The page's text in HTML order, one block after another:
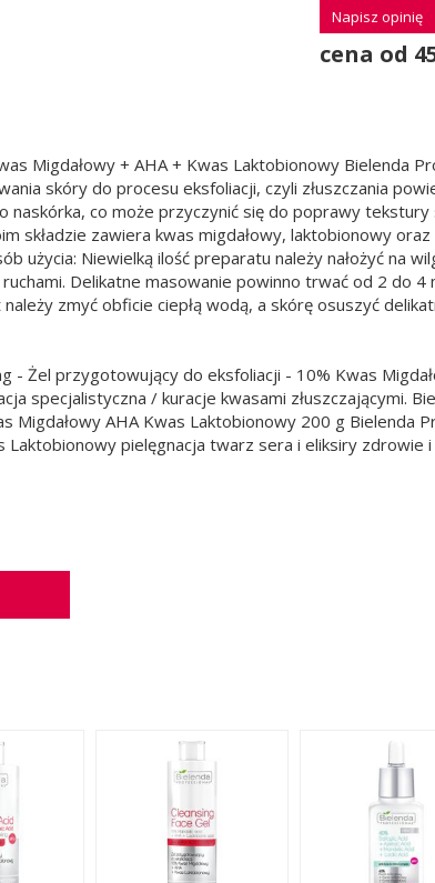
Napisz opinię
cena od
Migdałowy + AHA + Kwas Laktobionowy Bielenda
skóry do procesu eksfoliacji, czyli złuszczania
naskórka, co może przyczynić się do poprawy
składzie zawiera kwas migdałowy, laktobionowy
użycia: Niewielką ilość preparatu należy nałożyć na
Delikatne masowanie powinno trwać od 2 do 4
zmyć obficie ciepłą wodą, a skórę osuszyć
- Żel przygotowujący do eksfoliacji - 10% Kwas
specjalistyczna / kuracje kwasami złuszczającymi.
Migdałowy AHA Kwas Laktobionowy 200 g Bielenda
Laktobionowy pielęgnacja twarz sera i eliksiry